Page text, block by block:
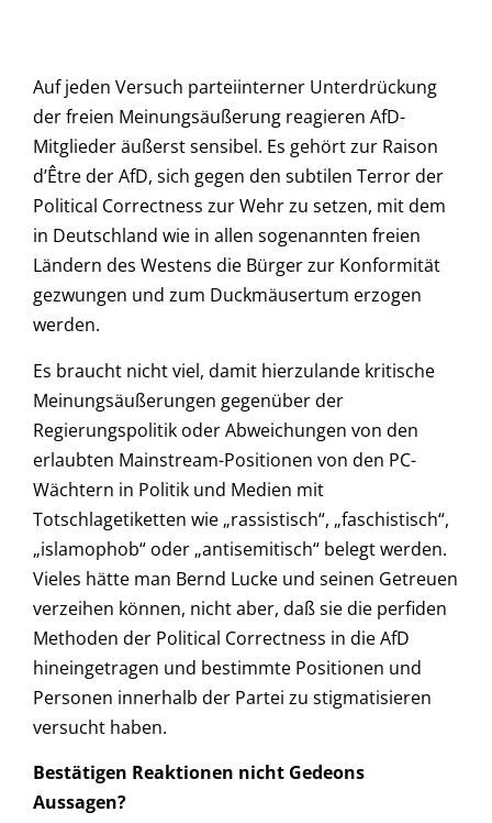
Auf jeden Versuch parteiinterner Unterdrückung
der freien Meinungsäußerung reagieren AfD-
Mitglieder äußerst sensibel. Es gehört zur Raison
d’Être der AfD, sich gegen den subtilen Terror der
Political Correctness zur Wehr zu setzen, mit dem
in Deutschland wie in allen sogenannten freien
Ländern des Westens die Bürger zur Konformität
gezwungen und zum Duckmäusertum erzogen
werden.
Es braucht nicht viel, damit hierzulande kritische
Meinungsäußerungen gegenüber der
Regierungspolitik oder Abweichungen von den
erlaubten Mainstream-Positionen von den PC-
Wächtern in Politik und Medien mit
Totschlagetiketten wie „rassistisch“, „faschistisch“,
„islamophob“ oder „antisemitisch“ belegt werden.
Vieles hätte man Bernd Lucke und seinen Getreuen
verzeihen können, nicht aber, daß sie die perfiden
Methoden der Political Correctness in die AfD
hineingetragen und bestimmte Positionen und
Personen innerhalb der Partei zu stigmatisieren
versucht haben.
Bestätigen Reaktionen nicht Gedeons
Aussagen?